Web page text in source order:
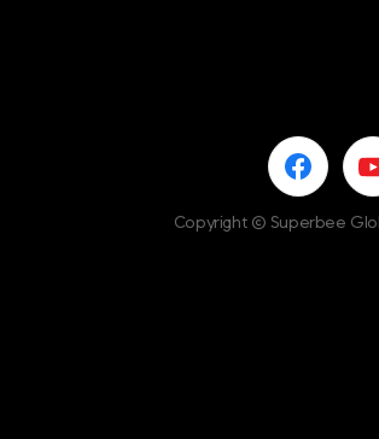
Copyright © Superbee